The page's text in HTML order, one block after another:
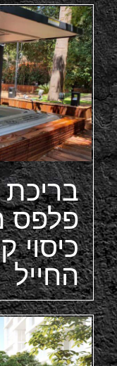
בריכת
פלפס
כיסוי
החייל